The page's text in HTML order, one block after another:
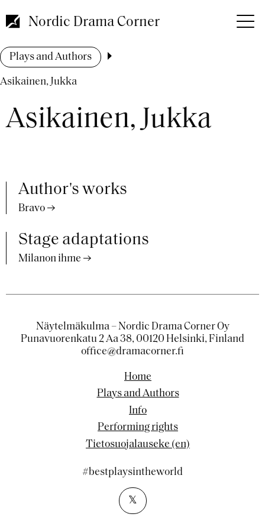
to
main
Nordic Drama Corner
Breadcrumb
Plays and Authors
Asikainen, Jukka
Asikainen, Jukka
Author's works
Bravo
Stage adaptations
Milanon ihme
Näytelmäkulma – Nordic Drama Corner Oy
Punavuorenkatu 2 Aa 38, 00120 Helsinki, Finland
office@dramacorner.fi
Home
Plays and Authors
Info
Performing rights
Tietosuojalauseke (en)
#bestplaysintheworld
𝕏